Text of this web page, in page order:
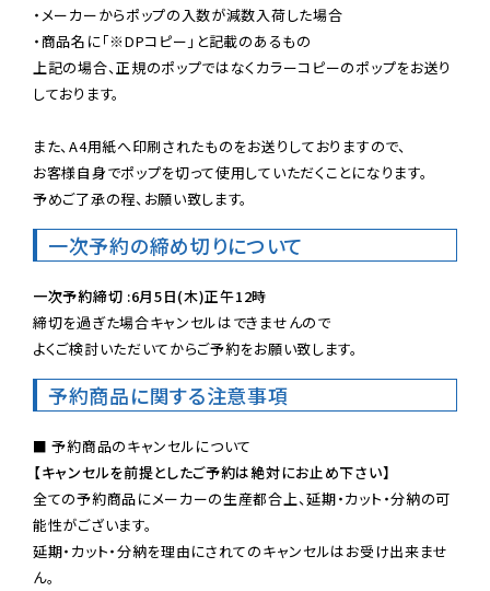
・メーカーからポップの入数が減数入荷した場合
・商品名に「※DPコピー」と記載のあるもの
上記の場合、正規のポップではなくカラーコピーのポップをお送り
しております。
また、A4用紙へ印刷されたものをお送りしておりますので、
お客様自身でポップを切って使用していただくことになります。
予めご了承の程、お願い致します。
一次予約の締め切りについて
一次予約締切 :6月5日(木)正午12時
締切を過ぎた場合キャンセルはできませんので
よくご検討いただいてからご予約をお願い致します。
予約商品に関する注意事項
【キャンセルを前提としたご予約は絶対にお止め下さい】
全ての予約商品にメーカーの生産都合上、延期・カット・分納の可
能性がございます。
延期・カット・分納を理由にされてのキャンセルはお受け出来ませ
ん。